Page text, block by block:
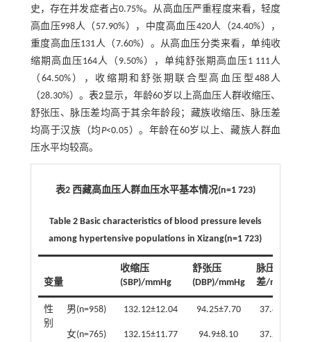
史，存在并发症者占0.75%。从高血压严重程度来看，轻度
高血压998人（57.90%），中度高血压420人（24.40%），
重度高血压131人（7.60%）。从高血压分类来看，单纯收
缩期高血压164人（9.50%），单纯舒张期高血压1 111人
（64.50%），收缩期和舒张期联合型高血压型488人
（28.30%）。表2显示，年龄60岁以上高血压人群收缩压、
舒张压、脉压差均高于其余年龄段；藏族收缩压、脉压差
均高于汉族（均P<0.05）。年龄在60岁以上、藏族人群血
压水平均较高。
表2 西藏高血压人群血压水平基本情况(n=1 723)
Table 2 Basic characteristics of blood pressure levels
among hypertensive populations in Xizang(n=1 723)
变量
收缩压
(SBP)/mmHg
舒张压
(DBP)/mmHg
脉压
差/mmHg
性
别
男(n=958) 132.12±12.04 94.25±7.70 37.87±13.07
女(n=765) 132.15±11.77 94.9±8.10 37.24±12.65